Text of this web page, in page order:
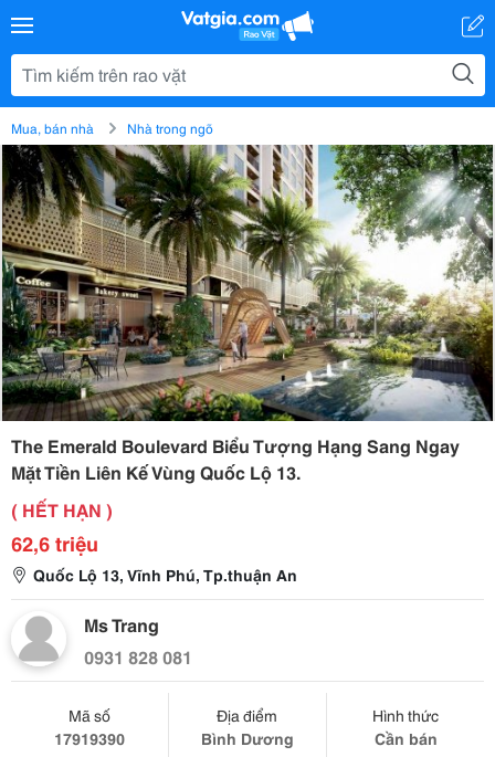
Mua, bán nhà Nhà trong ngõ
The Emerald Boulevard Biểu Tượng Hạng Sang Ngay
Mặt Tiền Liên Kế Vùng Quốc Lộ 13.
( HẾT HẠN )
62,6 triệu
Quốc Lộ 13, Vĩnh Phú, Tp.thuận An
Ms Trang
0931 828 081
Mã số
17919390
Địa điểm
Bình Dương
Hình thức
Cần bán